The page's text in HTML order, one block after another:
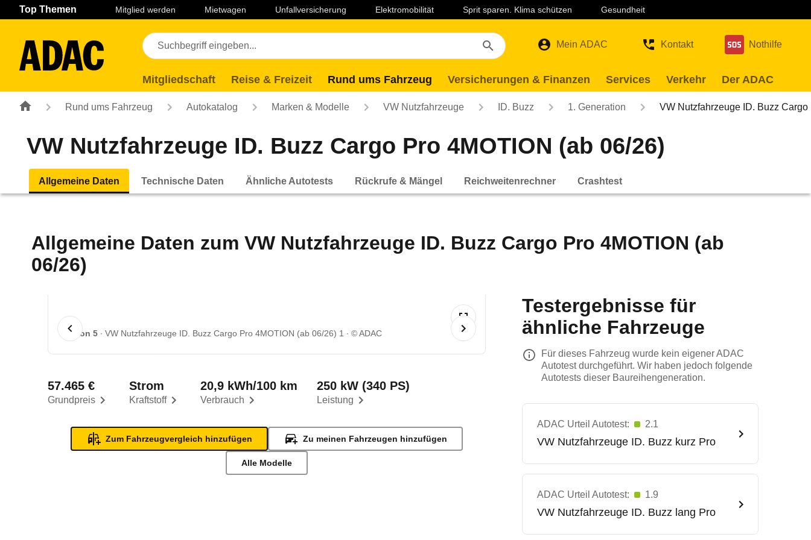
Navigation Seiteninhalt Fußzeile
Top Themen Mitglied werden Mietwagen Unfallversicherung Elektromobilität Sprit sparen. Klima schützen Gesundheit
Mein ADAC Kontakt Nothilfe
Mitgliedschaft Reise & Freizeit Rund ums Fahrzeug Versicherungen & Finanzen Services Verkehr Der ADAC
Rund ums Fahrzeug Autokatalog Marken & Modelle VW Nutzfahrzeuge ID. Buzz 1. Generation VW Nutzfahrzeuge ID. Buzz
VW Nutzfahrzeuge ID. Buzz Cargo Pro 4MOTION (ab 06/26)
Allgemeine Daten Technische Daten Ähnliche Autotests Rückrufe & Mängel Reichweitenrechner Crashtest
Allgemeine Daten zum VW Nutzfahrzeuge ID. Buzz Cargo Pro 4MOTION (ab
06/26)
1 von 5 VW Nutzfahrzeuge ID. Buzz Cargo Pro 4MOTION (ab 06/26) 1 © ADAC
Grundpreis
57.465 €
Kraftstoff
Strom
Verbrauch
20,9 kWh/100 km
Leistung
250 kW (340 PS)
Zum Fahrzeugvergleich hinzufügen Zu meinen Fahrzeugen hinzufügen
Alle Modelle
Testergebnisse für
ähnliche Fahrzeuge
Für dieses Fahrzeug wurde kein eigener ADAC
Autotest durchgeführt. Wir haben jedoch folgende
Autotests dieser Baureihengeneration.
ADAC Urteil Autotest: 2.1
VW Nutzfahrzeuge ID. Buzz kurz Pro
ADAC Urteil Autotest: 1.9
VW Nutzfahrzeuge ID. Buzz lang Pro